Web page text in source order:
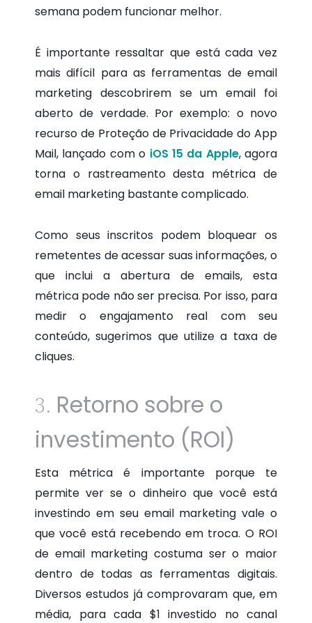
semana podem funcionar melhor.
É importante ressaltar que está cada vez
mais difícil para as ferramentas de email
marketing descobrirem se um email foi
aberto de verdade. Por exemplo: o novo
recurso de Proteção de Privacidade do App
Mail, lançado com o iOS 15 da Apple, agora
torna o rastreamento desta métrica de
email marketing bastante complicado.
Como seus inscritos podem bloquear os
remetentes de acessar suas informações, o
que inclui a abertura de emails, esta
métrica pode não ser precisa. Por isso, para
medir o engajamento real com seu
conteúdo, sugerimos que utilize a taxa de
cliques.
3. Retorno sobre o
investimento (ROI)
Esta métrica é importante porque te
permite ver se o dinheiro que você está
investindo em seu email marketing vale o
que você está recebendo em troca. O ROI
de email marketing costuma ser o maior
dentro de todas as ferramentas digitais.
Diversos estudos já comprovaram que, em
média, para cada $1 investido no canal